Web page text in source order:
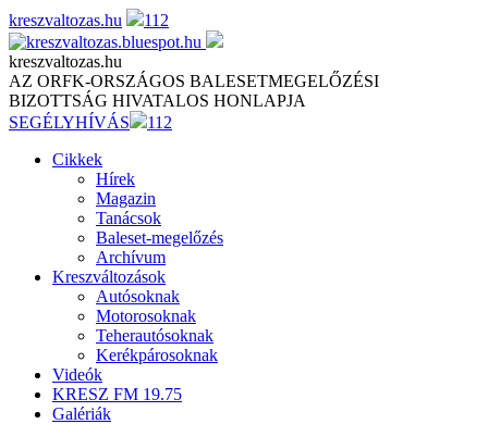
Skip
to
content
kreszvaltozas.hu 112
kreszvaltozas.hu
AZ ORFK-ORSZÁGOS BALESETMEGELŐZÉSI
BIZOTTSÁG HIVATALOS HONLAPJA
SEGÉLYHÍVÁS
112
Cikkek
Hírek
Magazin
Tanácsok
Baleset-megelőzés
Archívum
Kreszváltozások
Autósoknak
Motorosoknak
Teherautósoknak
Kerékpárosoknak
Videók
KRESZ FM 19.75
Galériák